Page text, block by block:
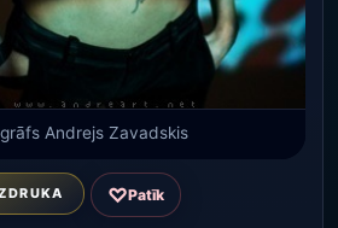
Andrejs Zavadskis
♡Patīk